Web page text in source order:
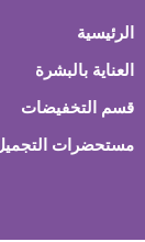
الرئيسية
العناية بالبشرة
قسم التخفيضات
مستحضرات